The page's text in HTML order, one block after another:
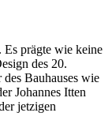
Es prägte wie keine
des 20.
Bauhauses wie
Johannes Itten
jetzigen